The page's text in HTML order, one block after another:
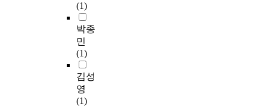
(1)
박종
민
(1)
김성
영
(1)